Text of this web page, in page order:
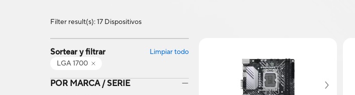
Filter result(s): 17 Dispositivos
Sortear y filtrar
Limpiar todo
LGA 1700
POR MARCA / SERIE